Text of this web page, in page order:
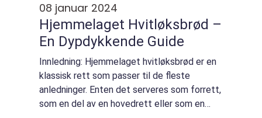
08 januar 2024
Hjemmelaget Hvitløksbrød –
En Dypdykkende Guide
Innledning: Hjemmelaget hvitløksbrød er en
klassisk rett som passer til de fleste
anledninger. Enten det serveres som forrett,
som en del av en hovedrett eller som en